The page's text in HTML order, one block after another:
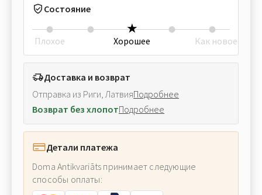
Состояние
Плохое Хорошее Как новое
Доставка и возврат
Отправка из Риги, ЛатвияПодробнее
Возврат без хлопотПодробнее
Детали платежа
Doma Antikvariāts принимает следующие
способы оплаты: